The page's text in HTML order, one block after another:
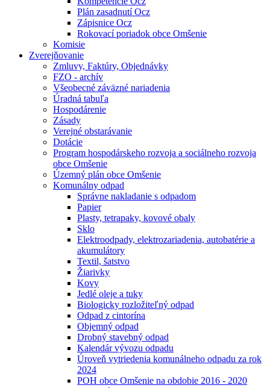
Plán zasadnutí Ocz
Zápisnice Ocz
Rokovací poriadok obce Omšenie
Komisie
Zverejňovanie
Zmluvy, Faktúry, Objednávky
FZO - archív
Všeobecné záväzné nariadenia
Úradná tabuľa
Hospodárenie
Zásady
Verejné obstarávanie
Dotácie
Program hospodárskeho rozvoja a sociálneho rozvoja
obce Omšenie
Územný plán obce Omšenie
Komunálny odpad
Správne nakladanie s odpadom
Papier
Plasty, tetrapaky, kovové obaly
Sklo
Elektroodpady, elektrozariadenia, autobatérie a
akumulátory
Textil, šatstvo
Žiarivky
Kovy
Jedlé oleje a tuky
Biologicky rozložiteľný odpad
Odpad z cintorína
Objemný odpad
Drobný stavebný odpad
Kalendár vývozu odpadu
Úroveň vytriedenia komunálneho odpadu za rok
2024
POH obce Omšenie na obdobie 2016 - 2020